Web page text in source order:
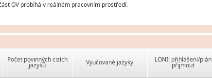
OV probíhá v reálném pracovním prostředí.
Počet povinných cizích
jazyků Vyučované jazyky LONI: přihlášení/plán
přijmout